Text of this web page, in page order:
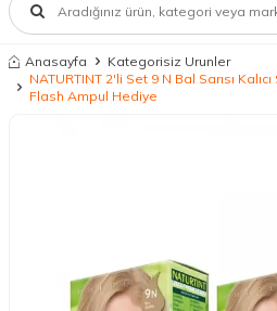
Anasayfa
Kategorisiz Urunler
NATURTINT 2'li Set 9 N Bal Sarısı
Flash Ampul Hediye